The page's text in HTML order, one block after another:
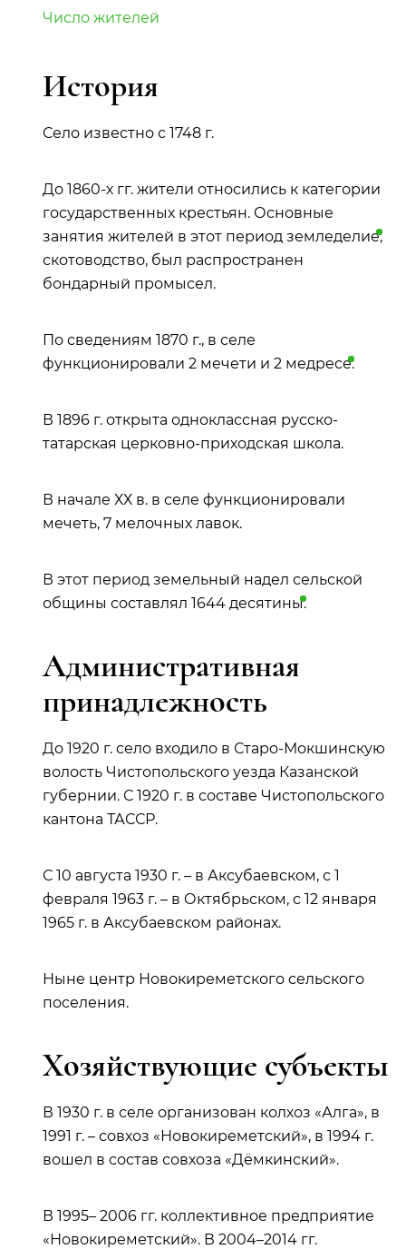
Число жителей
История
Село известно с 1748 г.
До 1860-х гг. жители относились к категории
государственных крестьян. Основные
занятия жителей в этот период земледелие,
скотоводство, был распространен
бондарный промысел.
По сведениям 1870 г., в селе
функционировали 2 мечети и 2 медресе.
В 1896 г. открыта одноклассная русско-
татарская церковно-приходская школа.
В начале ХХ в. в селе функционировали
мечеть, 7 мелочных лавок.
В этот период земельный надел сельской
общины составлял 1644 десятины.
Административная
принадлежность
До 1920 г. село входило в Старо-Мокшинскую
волость Чистопольского уезда Казанской
губернии. С 1920 г. в составе Чистопольского
кантона ТАССР.
С 10 августа 1930 г. – в Аксубаевском, с 1
февраля 1963 г. – в Октябрьском, с 12 января
1965 г. в Аксубаевском районах.
Ныне центр Новокиреметского сельского
поселения.
Хозяйствующие субъекты
В 1930 г. в селе организован колхоз «Алга», в
1991 г. – совхоз «Новокиреметский», в 1994 г.
вошел в состав совхоза «Дёмкинский».
В 1995– 2006 гг. коллективное предприятие
«Новокиреметский». В 2004–2014 гг.